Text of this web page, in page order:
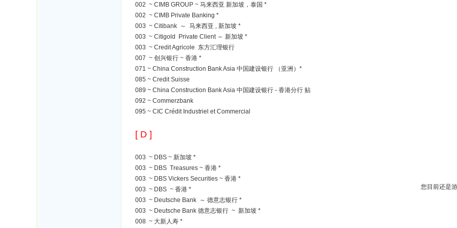
002 ~ CIMB GROUP ~ 马来西亚 新加坡，泰国 *
002 ~ CIMB Private Banking *
003 ~ Citibank ～ 马来西亚 , 新加坡 *
003 ~ Citigold Private Client ～ 新加坡 *
003 ~ Credit Agricole 东方汇理银行
007 ~ 创兴银行 ~ 香港 *
071 ~ China Construction Bank Asia 中国建设银行 （亚洲）*
085 ~ Credit Suisse
089 ~ China Construction Bank Asia 中国建设银行 - 香港分行 贴
092 ~ Commerzbank
095 ~ CIC Crédit Industriel et Commercial
[ D ]
003 ~ DBS ~ 新加坡 *
003 ~ DBS Treasures ~ 香港 *
003 ~ DBS Vickers Securities ~ 香港 *
003 ~ DBS ~ 香港 *
003 ~ Deutsche Bank ～ 德意志银行 *
003 ~ Deutsche Bank 德意志银行 ~ 新加坡 *
008 ~ 大新人寿 *
您目前还是